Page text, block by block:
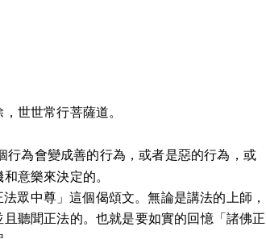
世世常行菩薩道。
行為會變成善的行為，或者是惡的行為，或
意樂來決定的。
眾中尊」這個偈頌文。無論是講法的上師，
聽聞正法的。也就是要如實的回憶「諸佛正